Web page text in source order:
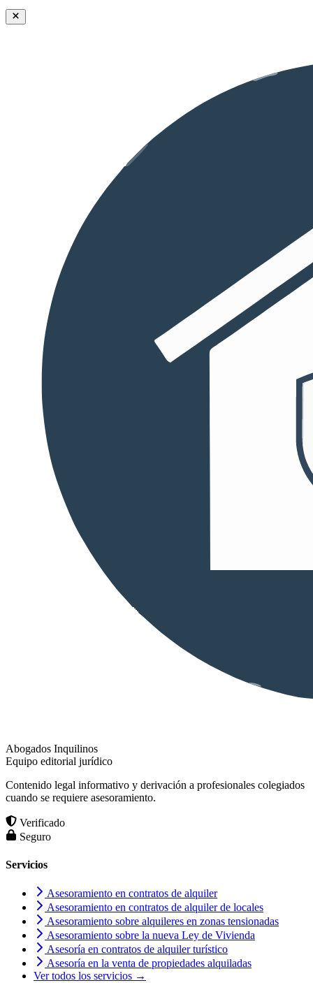
Abogados Inquilinos
Equipo editorial jurídico
Contenido legal informativo y derivación a profesionales colegiados
cuando se requiere asesoramiento.
Verificado
Seguro
Servicios
Asesoramiento en contratos de alquiler
Asesoramiento en contratos de alquiler de locales
Asesoramiento sobre alquileres en zonas tensionadas
Asesoramiento sobre la nueva Ley de Vivienda
Asesoría en contratos de alquiler turístico
Asesoría en la venta de propiedades alquiladas
Ver todos los servicios →